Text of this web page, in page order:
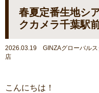
春夏定番生地シ
クカメラ千葉駅前
2026.03.19 GINZAグローバルス
店
こんにちは！